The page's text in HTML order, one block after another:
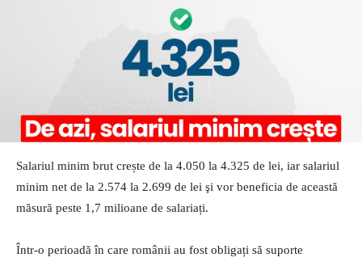
Salariul minim brut crește de la 4.050 la 4.325 de lei, iar salariul
minim net de la 2.574 la 2.699 de lei şi vor beneficia de această
măsură peste 1,7 milioane de salariați.
Într-o perioadă în care românii au fost obligați să suporte